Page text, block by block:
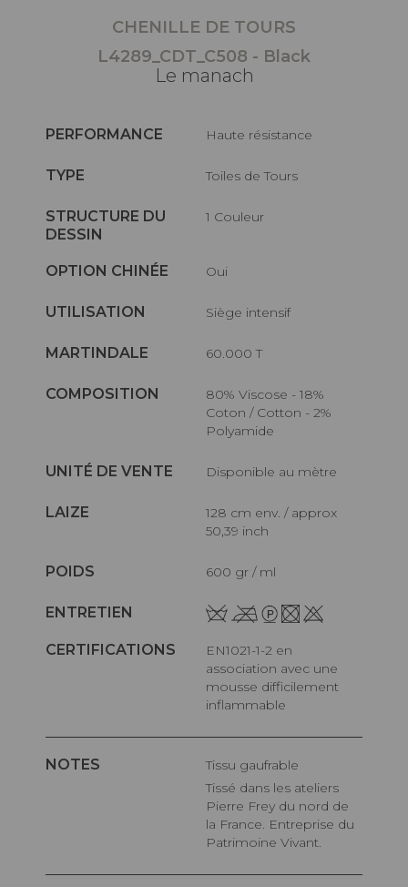
CHENILLE DE TOURS
L4289_CDT_C508 - Black
Le manach
PERFORMANCE haute résistance
TYPE Toiles de Tours
STRUCTURE DU
DESSIN
1 Couleur
OPTION CHINÉE Oui
UTILISATION Siège intensif
MARTINDALE 60.000 T
COMPOSITION
80% Viscose - 18%
Coton / Cotton - 2%
Polyamide
UNITÉ DE VENTE Disponible au mètre
LAIZE
128 cm env. / approx
50,39 inch
POIDS 600 gr / ml
ENTRETIEN
CERTIFICATIONS
EN1021-1-2 en
association avec une
mousse difficilement
inflammable
NOTES
Tissu gaufrable
Tissé dans les ateliers
Pierre Frey du nord de
la France. Entreprise du
Patrimoine Vivant.